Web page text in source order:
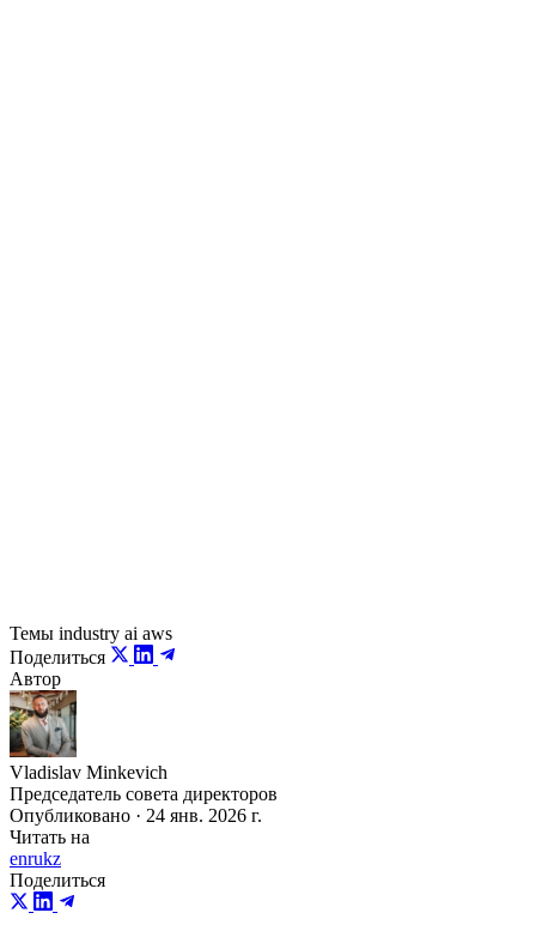
Темы industry ai aws
Поделиться
Автор
Vladislav Minkevich
Председатель совета директоров
Опубликовано · 24 янв. 2026 г.
Читать на
enrukz
Поделиться